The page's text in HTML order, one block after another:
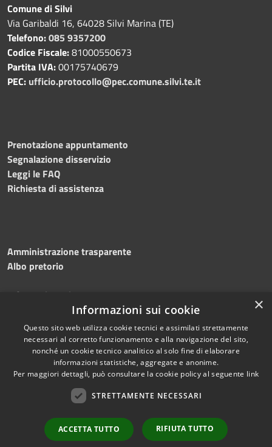
Comune di Silvi
Via Garibaldi 16, 64028 Silvi Marina (TE)
Telefono:085 9357200
Codice Fiscale:81000550673
Partita IVA:00175740679
PEC: ufficio.protocollo@pec.comune.silvi.te.it
Prenotazione appuntamento
Segnalazione disservizio
Leggi le FAQ
Richiesta di assistenza
Amministrazione trasparente
Albo pretorio
Informativa privacy
Dichiarazione di accessibilità
Mappa del sito
Copyright © 2026 • Comune di
Silvi • Powered by
redazione
×
Informazioni sui cookie
Questo sito web utilizza cookie tecnici e assimilati strettamente
necessari al corretto funzionamento e alla navigazione del sito,
nonché un cookie tecnico analitico al solo fine di elaborare
informazioni statistiche, aggregate e anonime.
Per maggiori dettagli, può consultare la cookie policy al seguente link
STRETTAMENTE NECESSARI
ACCETTA TUTTO RIFIUTA TUTTO